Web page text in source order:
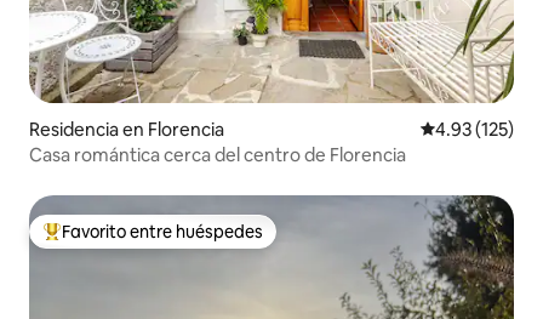
Residencia en Florencia Calificación
4.93 (125)
Casa romántica cerca del centro de Florencia
De los mejores en Favorito entre huéspedes
Favorito entre huéspedes